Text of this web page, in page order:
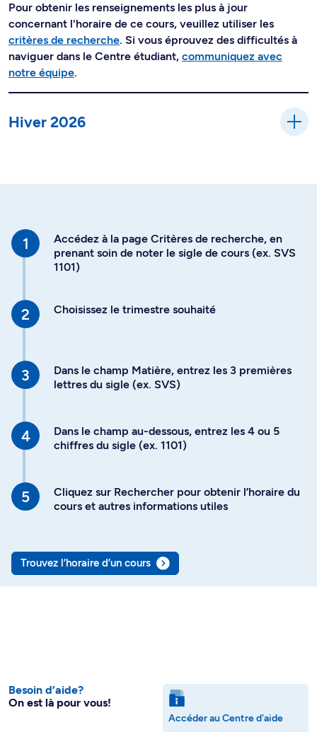
Pour obtenir les renseignements les plus à jour
concernant l'horaire de ce cours, veuillez utiliser les
critères de recherche. Si vous éprouvez des difficultés à
naviguer dans le Centre étudiant, communiquez avec
notre équipe.
Hiver 2026
Accédez à la page Critères de recherche, en
prenant soin de noter le sigle de cours (ex. SVS
1101)
Choisissez le trimestre souhaité
Dans le champ Matière, entrez les 3 premières
lettres du sigle (ex. SVS)
Dans le champ au-dessous, entrez les 4 ou 5
chiffres du sigle (ex. 1101)
Cliquez sur Rechercher pour obtenir l’horaire du
cours et autres informations utiles
Trouvez l’horaire d’un cours
Besoin d’aide?
On est là pour vous!
Accéder au Centre d'aide